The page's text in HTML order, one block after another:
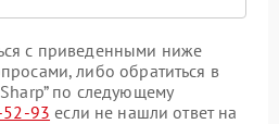
с приведенными ниже
либо обратиться в
по следующему
52-93 если не нашли ответ на